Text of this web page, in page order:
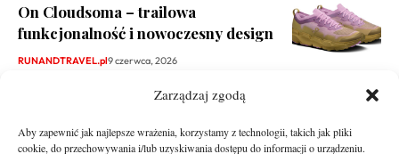
Zarządzaj zgodą
Aby zapewnić jak najlepsze wrażenia, korzystamy z technologii, takich jak pliki
cookie, do przechowywania i/lub uzyskiwania dostępu do informacji o urządzeniu.
On Cloudsoma – trailowa
funkcjonalność i nowoczesny design
RUNANDTRAVEL.pl9 czerwca, 2026